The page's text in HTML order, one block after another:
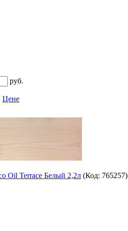
руб.
Цене
Oil Terrace Белый 2,2л (Код: 765257)